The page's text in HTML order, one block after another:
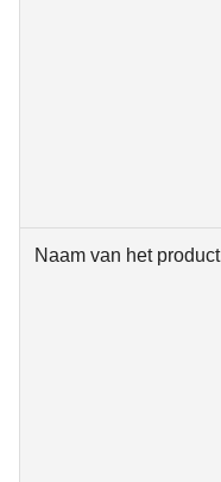
Naam van het product